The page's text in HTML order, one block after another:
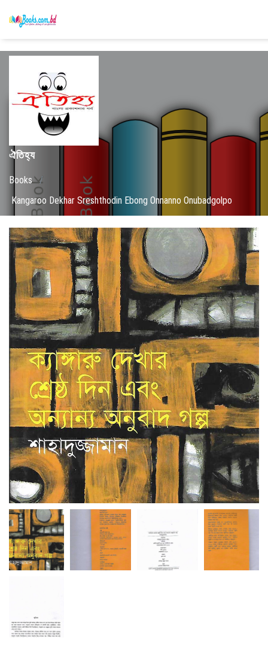
ঐতিহ্য
Books
/
Kangaroo Dekhar Sreshthodin Ebong Onnanno Onubadgolpo